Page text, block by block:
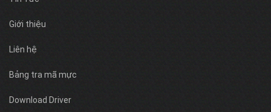
Giới thiệu
Liên hệ
Bảng tra mã mực
Download Driver